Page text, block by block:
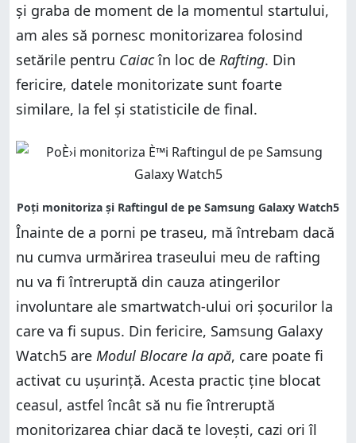
și graba de moment de la momentul startului,
am ales să pornesc monitorizarea folosind
setările pentru Caiacîn loc de Rafting. Din
fericire, datele monitorizate sunt foarte
similare, la fel și statisticile de final.
Înainte de a porni pe traseu, mă întrebam dacă
nu cumva urmărirea traseului meu de rafting
nu va fi întreruptă din cauza atingerilor
involuntare ale smartwatch-ului ori șocurilor la
care va fi supus. Din fericire, Samsung Galaxy
Watch5 are Modul Blocare la apă, care poate fi
activat cu ușurință. Acesta practic ține blocat
ceasul, astfel încât să nu fie întreruptă
monitorizarea chiar dacă te lovești, cazi ori îl